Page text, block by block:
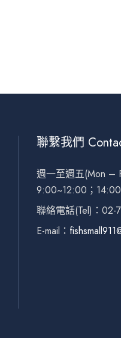
聯繫我們
週一至週五(Mon –
9:00~12:00；
聯絡電話(Tel)：02-
E-mail：